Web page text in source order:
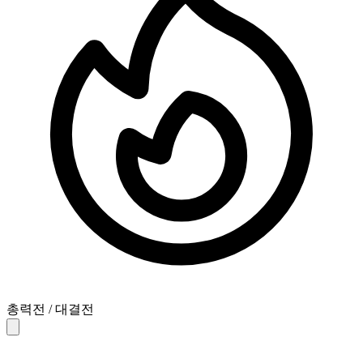
총력전 / 대결전